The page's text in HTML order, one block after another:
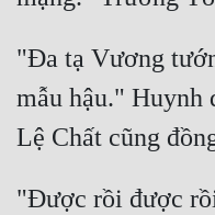
"Đa tạ Vương
mẫu hậu." Huynh
"Được rồi được